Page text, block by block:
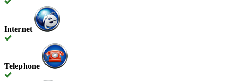
Internet
Telephone